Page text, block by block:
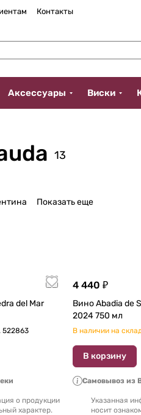
Контакты
Аксессуары Виски
13
Показать еще
del Mar
522863
о продукции
характер.
4 440 ₽
Вино Abadia de
2024 750 мл
В наличии на
В корзину
Самовывоз из
Указанная
носит